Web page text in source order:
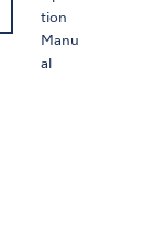
tion
Manu
al